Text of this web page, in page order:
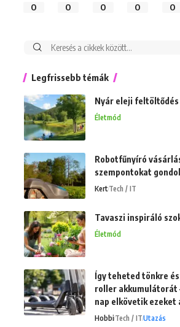
0 0 0 0 0
Keresés:
Legfrissebb témák
Nyár eleji
Életmód
Robotfűnyíró
szempontokat
KertTech / IT
Tavaszi inspiráló
Életmód
Így teheted tönkre
roller akkumulátorát
nap elkövetik ezeket
HobbiTech / ITUtazás